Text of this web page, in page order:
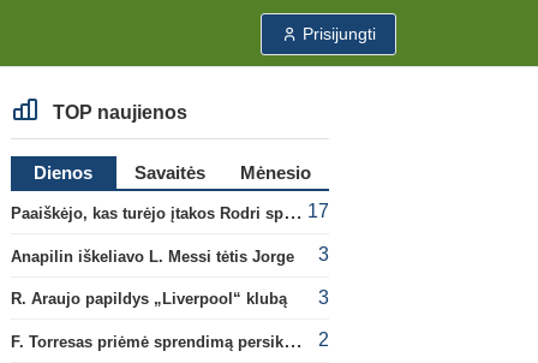
Prisijungti
TOP naujienos
Dienos Savaitės
Mėnesio
Paaiškėjo, kas turėjo įtakos Rodri sprendimui pasirinkti Barselonos pusę 17
Anapilin iškeliavo L. Messi tėtis Jorge 3
R. Araujo papildys „Liverpool“ klubą 3
F. Torresas priėmė sprendimą persikelti į PSG ekipą 2